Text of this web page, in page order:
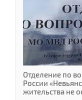
Отделение по
России
жительства не